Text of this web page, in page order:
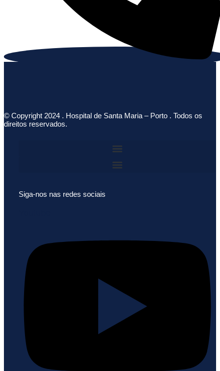
© Copyright 2024 . Hospital de Santa Maria – Porto . Todos os
direitos reservados.
Siga-nos nas redes sociais